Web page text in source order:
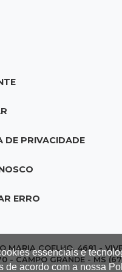
essenciais e
de acordo com a nossa
Juan Caballero
laboratório ilegal
de ocupar avião
R$ 5,08
DE PRIVACIDADE
ERRO
MARIA COELHO, 4681 -
- CAMPO GRANDE - MS